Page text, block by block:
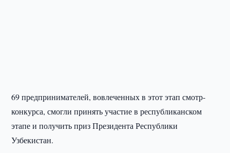
69 предпринимателей, вовлеченных в этот этап смотр-
конкурса, смогли принять участие в республиканском
этапе и получить приз Президента Республики
Узбекистан.